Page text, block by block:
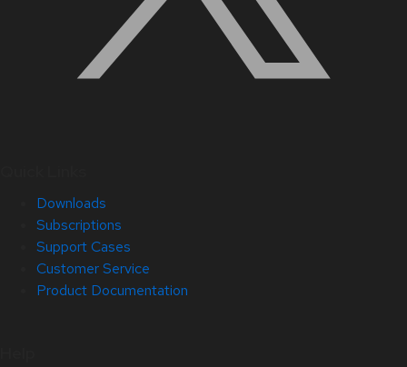
Downloads
Subscriptions
Support Cases
Customer Service
Product Documentation